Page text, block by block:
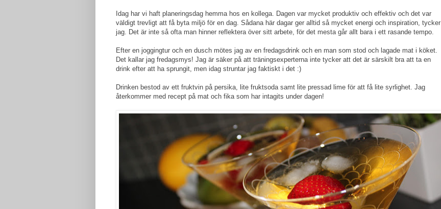
Idag har vi haft planeringsdag hemma hos en kollega. Dagen var mycket produktiv och effektiv och det var
väldigt trevligt att få byta miljö för en dag. Sådana här dagar ger alltid så mycket energi och inspiration, tycker
jag. Det är inte så ofta man hinner reflektera över sitt arbete, för det mesta går allt bara i ett rasande tempo.
Efter en joggingtur och en dusch mötes jag av en fredagsdrink och en man som stod och lagade mat i köket.
Det kallar jag fredagsmys! Jag är säker på att träningsexperterna inte tycker att det är särskilt bra att ta en
drink efter att ha sprungit, men idag struntar jag faktiskt i det :)
Drinken bestod av ett fruktvin på persika, lite fruktsoda samt lite pressad lime för att få lite syrlighet. Jag
återkommer med recept på mat och fika som har intagits under dagen!